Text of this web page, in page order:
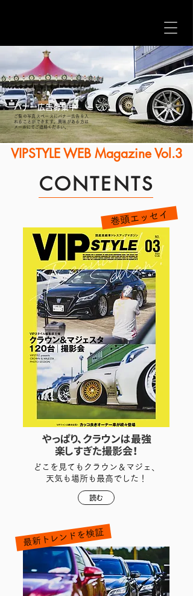
バナー広告募集中
ご覧の写真スペースにバナー広告を入
れることができます。興味がある方は
メールにてご連絡ください。
VIPSTYLE WEB Magazine Vol.3
CONTENTS
やっぱり、クラウンは最強
楽しすぎた撮影会！
どこを見てもクラウン＆マジェ、
天気も場所も最高でした！
読む
巻頭エッセイ
最新トレンドを検証